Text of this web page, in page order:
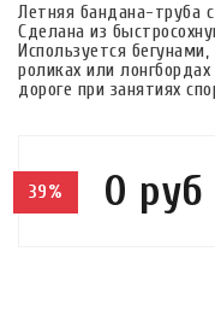
Летняя бандана-труба
Сделана из
Используется
роликах или
дороге при занятиях
39% 0 руб